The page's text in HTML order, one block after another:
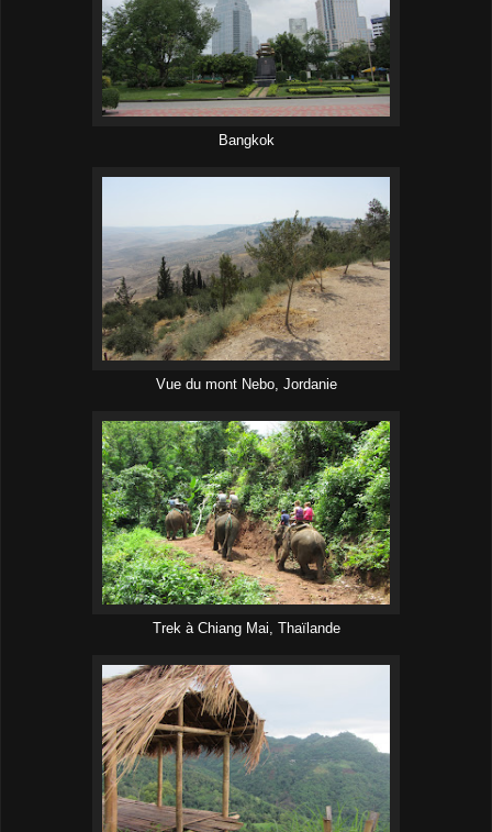
Bangkok
Vue du mont Nebo, Jordanie
Trek à Chiang Mai, Thaïlande